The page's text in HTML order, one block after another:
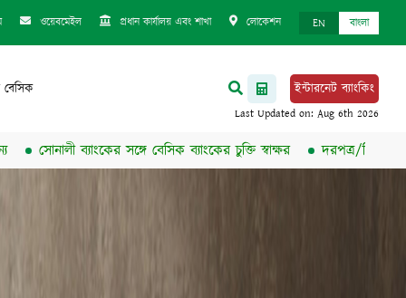
ওয়েবমেইল প্রধান কার্যালয় এবং শাখা লোকেশন EN বাংলা
ইন্টারনেট ব্যাংকিং
ব্যাংকের সঙ্গে বেসিক ব্যাংকের চুক্তি স্বাক্ষর দরপত্র/নিলাম বিজ্ঞপ্তি